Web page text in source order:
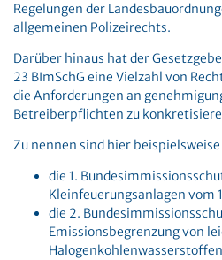
Regelungen der
allgemeinen Polizeirechts.
Darüber hinaus hat der
23 BImSchG eine Vielzahl von
die Anforderungen an
Betreiberpflichten zu
Zu nennen sind hier beispielsweise
die 1.
Kleinfeuerungsanlagen vom
die 2.
Emissionsbegrenzung von